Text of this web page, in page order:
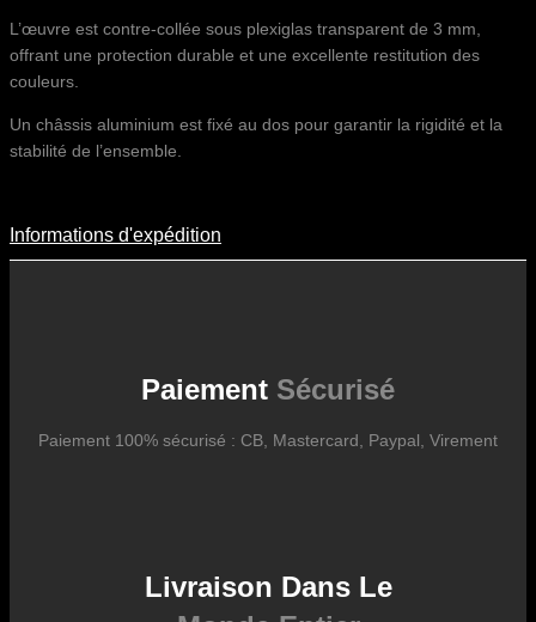
L’œuvre est contre-collée sous plexiglas transparent de 3 mm,
offrant une protection durable et une excellente restitution des
couleurs.
Un châssis aluminium est fixé au dos pour garantir la rigidité et la
stabilité de l’ensemble.
Informations D'expédition
des fluctuations tarifaires des transporteurs internationaux.
Informations d'expédition
Paiement Sécurisé
Paiement 100% sécurisé : CB, Mastercard, Paypal, Virement
Livraison Dans Le